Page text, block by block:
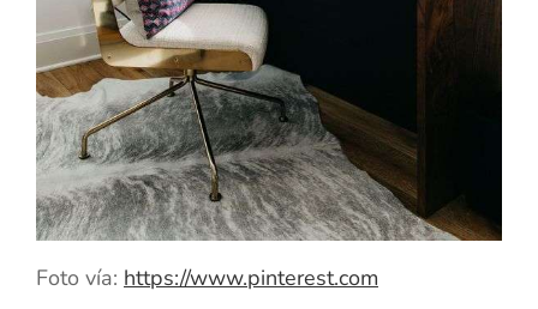
Foto vía: https://www.pinterest.com